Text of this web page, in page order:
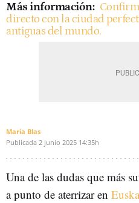
Más información:
directo con la ciudad
antiguas del mundo.
María Blas
Publicada 2 junio 2025 14:35h
Una de las dudas que más
a punto de aterrizar en